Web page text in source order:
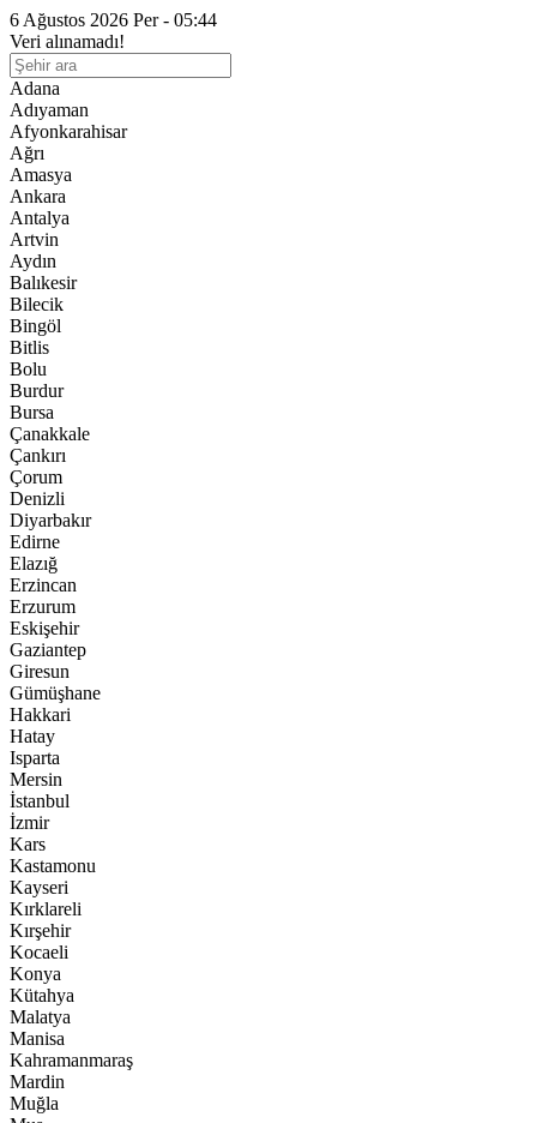
6 Ağustos 2026 Per - 05:44
Veri alınamadı!
Adana
Adıyaman
Afyonkarahisar
Ağrı
Amasya
Ankara
Antalya
Artvin
Aydın
Balıkesir
Bilecik
Bingöl
Bitlis
Bolu
Burdur
Bursa
Çanakkale
Çankırı
Çorum
Denizli
Diyarbakır
Edirne
Elazığ
Erzincan
Erzurum
Eskişehir
Gaziantep
Giresun
Gümüşhane
Hakkari
Hatay
Isparta
Mersin
İstanbul
İzmir
Kars
Kastamonu
Kayseri
Kırklareli
Kırşehir
Kocaeli
Konya
Kütahya
Malatya
Manisa
Kahramanmaraş
Mardin
Muğla